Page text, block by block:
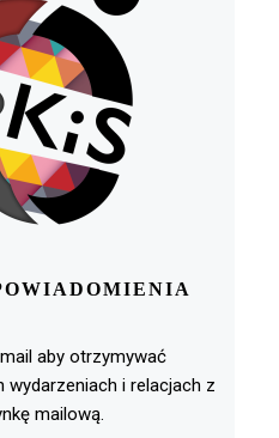
aby otrzymywać
i relacjach z
mailową.